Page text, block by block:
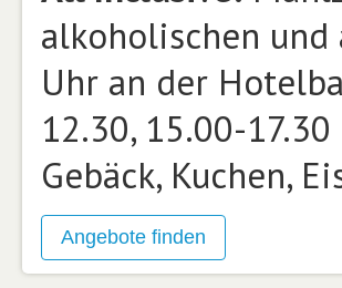
alkoholischen
Uhr an der
12.30, 15.00-
Gebäck, Kuchen,